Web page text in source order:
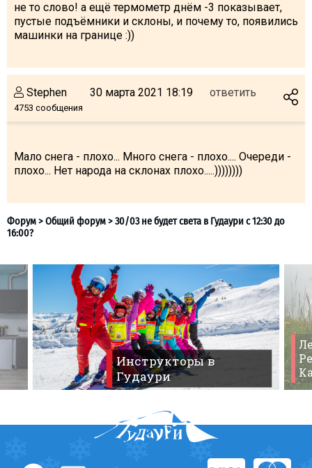
не то слово! а ещё термометр днём -3 показывает,
пустые подъёмники и склоны, и почему то, появились
машинки на границе :))
Stephen
4753 сообщения
30 марта 2021 18:19 ответить
Мало снега - плохо... Много снега - плохо.... Очереди -
плохо... Нет народа на склонах плохо.....))))))))
Инструкторы в
Гудаури